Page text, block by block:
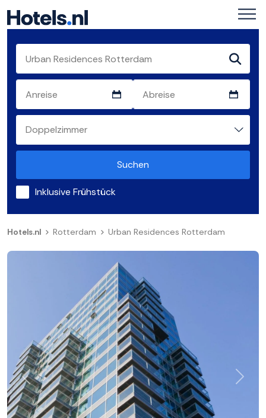
Suchen
Inklusive Frühstück
Hotels.nl Rotterdam Urban Residences Rotterdam
Zurück